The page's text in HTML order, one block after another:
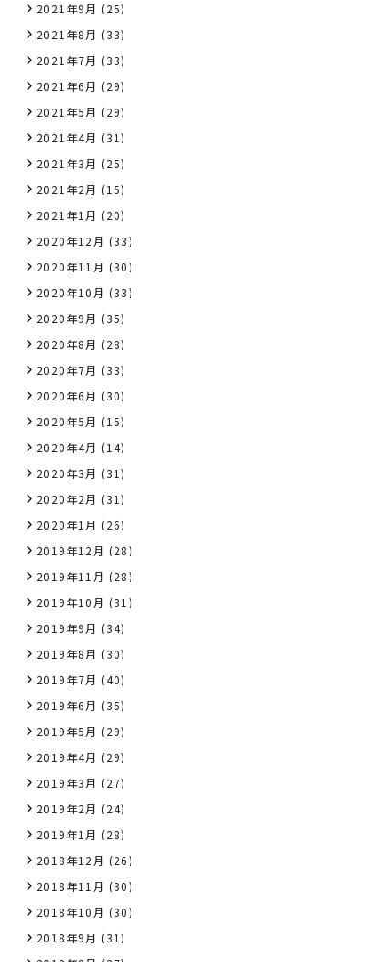
2021年9月 (25)
2021年8月 (33)
2021年7月 (33)
2021年6月 (29)
2021年5月 (29)
2021年4月 (31)
2021年3月 (25)
2021年2月 (15)
2021年1月 (20)
2020年12月 (33)
2020年11月 (30)
2020年10月 (33)
2020年9月 (35)
2020年8月 (28)
2020年7月 (33)
2020年6月 (30)
2020年5月 (15)
2020年4月 (14)
2020年3月 (31)
2020年2月 (31)
2020年1月 (26)
2019年12月 (28)
2019年11月 (28)
2019年10月 (31)
2019年9月 (34)
2019年8月 (30)
2019年7月 (40)
2019年6月 (35)
2019年5月 (29)
2019年4月 (29)
2019年3月 (27)
2019年2月 (24)
2019年1月 (28)
2018年12月 (26)
2018年11月 (30)
2018年10月 (30)
2018年9月 (31)